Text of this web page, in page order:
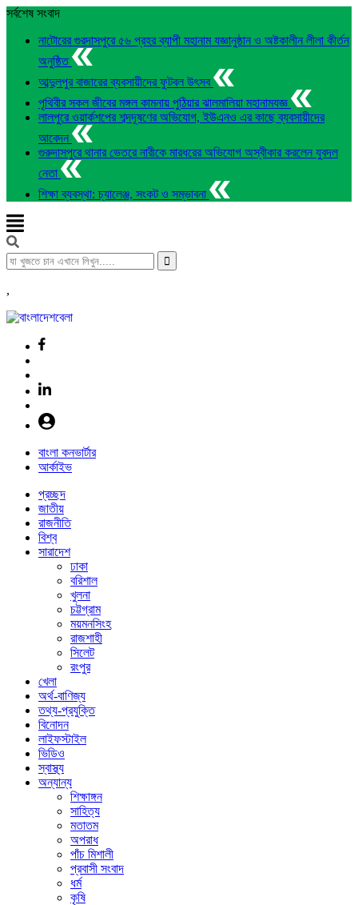
সর্বশেষ সংবাদ
নাটোরের গুরদাসপুরে ৫৬ প্রহর ব্যাপী মহানাম যজ্ঞানুষ্ঠান ও অষ্টকালীন লীলা কীর্তন
অনুষ্ঠিত
আব্দুলপুর বাজারের ব্যবসায়ীদের ফুটবল উৎসব
পৃথিবীর সকল জীবের মঙ্গল কামনায় পুঠিয়ার ঝালমালিয়া মহানামযজ্ঞ
লালপুরে ওয়ার্কশপের শব্দদূষণের অভিযোগ, ইউএনও এর কাছে ব্যবসায়ীদের
আবেদন
গুরুদাসপুরে থানার ভেতরে নারীকে মারধরের অভিযোগ অস্বীকার করলেন যুবদল
নেতা
শিক্ষা ব্যবস্থা: চ্যালেঞ্জ, সংকট ও সম্ভাবনা
,
বাংলা কনভার্টার
আর্কাইভ
প্রচ্ছদ
জাতীয়
রাজনীতি
বিশ্ব
সারাদেশ
ঢাকা
বরিশাল
খুলনা
চট্টগ্রাম
ময়মনসিংহ
রাজশাহী
সিলেট
রংপুর
খেলা
অর্থ-বাণিজ্য
তথ্য-প্রযুক্তি
বিনোদন
লাইফস্টাইল
ভিডিও
স্বাস্থ্য
অন্যান্য
শিক্ষাঙ্গন
সাহিত্য
মতাতম
অপরাধ
পাঁচ মিশালী
প্রবাসী সংবাদ
ধর্ম
কৃষি